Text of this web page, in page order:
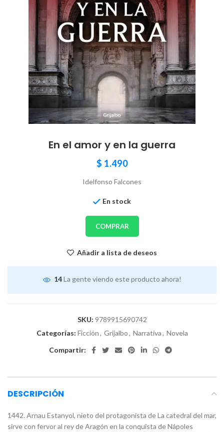
En el amor y en la guerra
$ 1.490
Idelfonso Falcones
En stock
COMPRAR
Añadir a lista de deseos
14 La gente viendo este producto ahora!
SKU: 9789915690742
Categorías: Ficción, Grijalbo, Narrativa, Novela
Compartir:
DESCRIPCIÓN
1442. Arnau Estanyol, nieto del protagonista de La catedral del mar,
sirve con fervor al rey de Aragón en la conquista de Nápoles